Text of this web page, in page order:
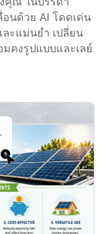
อนด้วย AI โดดเด่น
ะแม่นยำ เปลี่ยน
มคงรูปแบบและเลย์